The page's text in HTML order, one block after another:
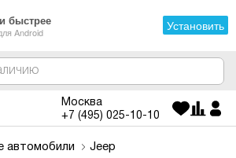
Москва
+7 (495) 025-10-10
автомобили Jeep
быстрее
Android Установить